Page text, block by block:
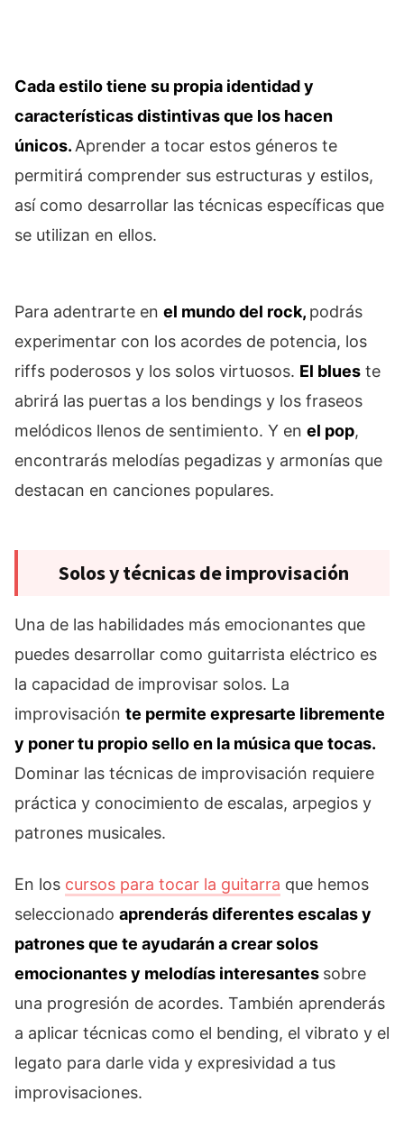
Cada estilo tiene su propia identidad y
características distintivas que los hacen
únicos. Aprender a tocar estos géneros te
permitirá comprender sus estructuras y estilos,
así como desarrollar las técnicas específicas que
se utilizan en ellos.
Para adentrarte en el mundo del rock, podrás
experimentar con los acordes de potencia, los
riffs poderosos y los solos virtuosos. El blues te
abrirá las puertas a los bendings y los fraseos
melódicos llenos de sentimiento. Y en el pop,
encontrarás melodías pegadizas y armonías que
destacan en canciones populares.
Solos y técnicas de improvisación
Una de las habilidades más emocionantes que
puedes desarrollar como guitarrista eléctrico es
la capacidad de improvisar solos. La
improvisación te permite expresarte libremente
y poner tu propio sello en la música que tocas.
Dominar las técnicas de improvisación requiere
práctica y conocimiento de escalas, arpegios y
patrones musicales.
En los cursos para tocar la guitarra que hemos
seleccionado aprenderás diferentes escalas y
patrones que te ayudarán a crear solos
emocionantes y melodías interesantes sobre
una progresión de acordes. También aprenderás
a aplicar técnicas como el bending, el vibrato y el
legato para darle vida y expresividad a tus
improvisaciones.